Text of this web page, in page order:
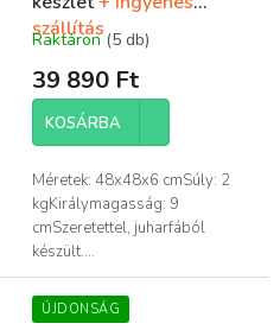
szállítás
A
átlagos
értékelése
5-
5,0
csillag.
Raktáron(5 db)
39 890 Ft
KOSÁRBA
Méretek: 48x48x6 cmSúly: 2
kgKirálymagasság: 9
cmSzeretettel, juharfából
készült....
ÚJDONSÁG